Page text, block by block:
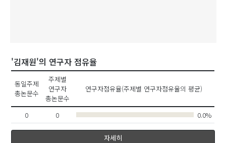
'김재원'의 연구자 점유율
동일주제
총논문수
주제별
연구자
총논문수
연구자점유율(주제별 연구자점유율의 평균)
0 0 0.0%
자세히